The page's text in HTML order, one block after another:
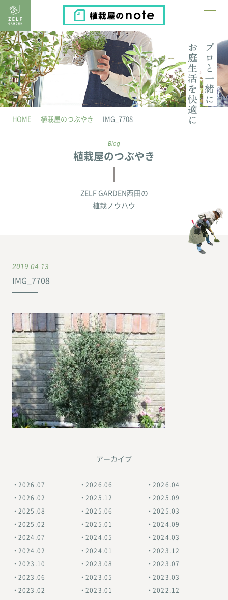
植栽屋のnote
HOME 植栽屋のつぶやき IMG_7708
Blog
植栽屋のつぶやき
ZELF GARDEN西田の
植栽ノウハウ
2019.04.13
IMG_7708
アーカイブ
2026.07 2026.06 2026.04
2026.02 2025.12 2025.09
2025.08 2025.06 2025.03
2025.02 2025.01 2024.09
2024.07 2024.05 2024.03
2024.02 2024.01 2023.12
2023.10 2023.08 2023.07
2023.06 2023.05 2023.03
2023.02 2023.01 2022.12